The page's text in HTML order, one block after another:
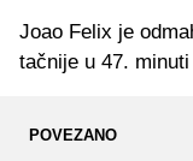
Joao Felix je
tačnije u 47.
POVEZANO